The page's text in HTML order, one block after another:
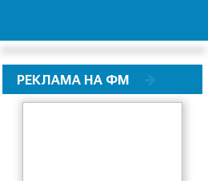
РЕКЛАМА НА ФМ